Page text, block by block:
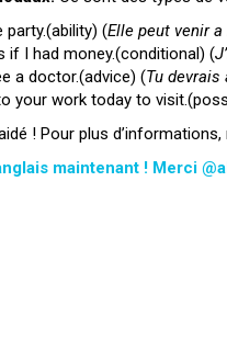
(Elle peut venir
if I had money.(conditional) (
a doctor.(advice) (Tu
your work today to
! Pour plus d’informations,
maintenant ! Merci